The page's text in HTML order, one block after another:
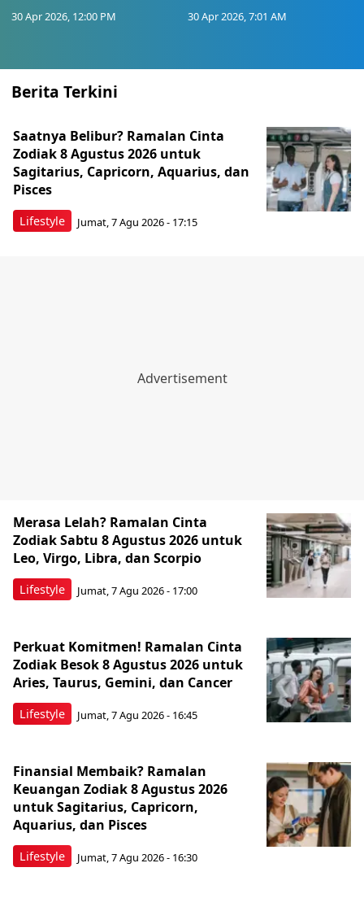
30 Apr 2026, 12:00 PM 30 Apr 2026, 7:01 AM
Berita Terkini
Lifestyle
Saatnya Belibur? Ramalan Cinta
Zodiak 8 Agustus 2026 untuk
Sagitarius, Capricorn, Aquarius, dan
Pisces
Jumat, 7 Agu 2026 - 17:15
Lifestyle
Merasa Lelah? Ramalan Cinta
Zodiak Sabtu 8 Agustus 2026 untuk
Leo, Virgo, Libra, dan Scorpio
Jumat, 7 Agu 2026 - 17:00
Lifestyle
Perkuat Komitmen! Ramalan Cinta
Zodiak Besok 8 Agustus 2026 untuk
Aries, Taurus, Gemini, dan Cancer
Jumat, 7 Agu 2026 - 16:45
Lifestyle
Finansial Membaik? Ramalan
Keuangan Zodiak 8 Agustus 2026
untuk Sagitarius, Capricorn,
Aquarius, dan Pisces
Jumat, 7 Agu 2026 - 16:30